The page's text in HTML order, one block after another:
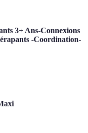
3+ Ans-Connexions
-Coordination-